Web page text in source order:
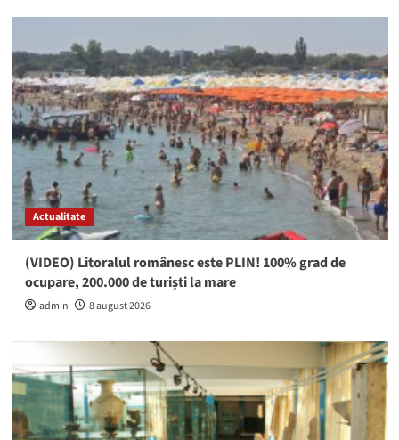
Actualitate
(VIDEO) Litoralul românesc este PLIN! 100% grad de
ocupare, 200.000 de turiști la mare
admin 8 august 2026